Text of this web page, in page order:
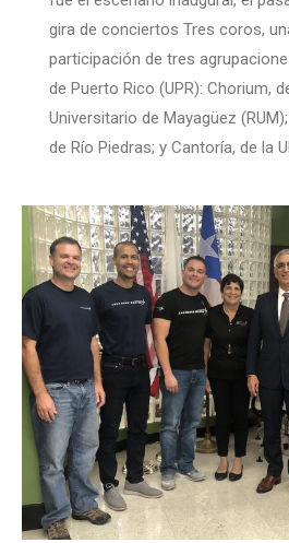
gira de conciertos Tres coros,
participación de tres
de Puerto Rico (UPR): Chorium,
Universitario de Mayagüez
de Río Piedras; y Cantoría, de la